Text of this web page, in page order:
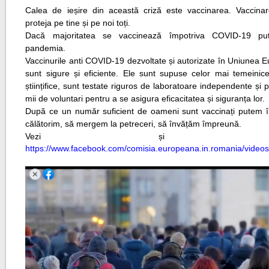
Calea de ieșire din această criză este vaccinarea.
proteja pe tine și pe noi toți.
Dacă majoritatea se vaccinează împotriva COVID-19
pandemia.
Vaccinurile anti COVID-19 dezvoltate și autorizate în Uniunea
sunt sigure și eficiente. Ele sunt supuse celor mai
științifice, sunt testate riguros de laboratoare independente și
mii de voluntari pentru a se asigura eficacitatea și siguranța lor.
După ce un număr suficient de oameni sunt vaccinați putem
călătorim, să mergem la petreceri, să învățăm împreună.
Vezi și
https://www.facebook.com/comisia.europeana.in.romania/